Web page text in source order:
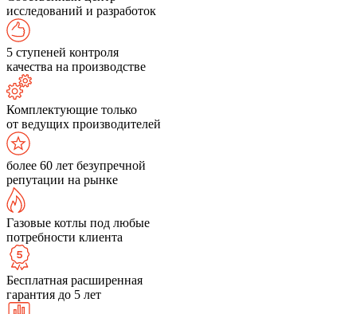
исследований и разработок
5 ступеней контроля
качества на производстве
Комплектующие только
от ведущих производителей
более 60 лет безупречной
репутации на рынке
Газовые котлы под любые
потребности клиента
Бесплатная расширенная
гарантия до 5 лет